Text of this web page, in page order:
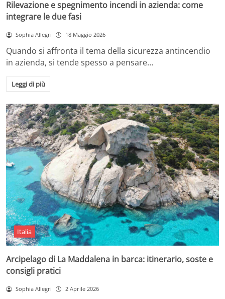
Rilevazione e spegnimento incendi in azienda: come
integrare le due fasi
Sophia Allegri 18 Maggio 2026
Quando si affronta il tema della sicurezza antincendio
in azienda, si tende spesso a pensare…
Leggi di più
Italia
Arcipelago di La Maddalena in barca: itinerario, soste e
consigli pratici
Sophia Allegri 2 Aprile 2026